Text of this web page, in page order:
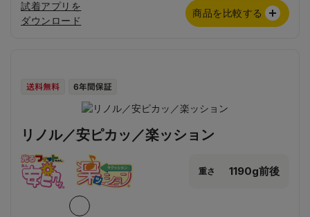
試着アプリを
ダウンロード
商品を比較する
リノル／安ピカッ／楽ッション
重さ 1190g前後